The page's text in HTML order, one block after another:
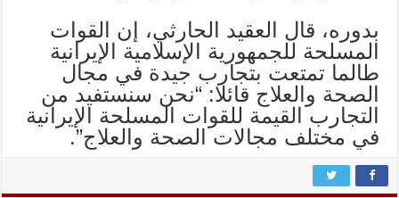
بدوره، قال العقيد الحارثي، إن القوات
المسلحة للجمهورية الإسلامية الإيرانية
طالما تمتعت بتجارب جيدة في مجال
الصحة والعلاج قائلا: “نحن سنستفيد من
التجارب القيمة للقوات المسلحة الإيرانية
في مختلف مجالات الصحة والعلاج”.